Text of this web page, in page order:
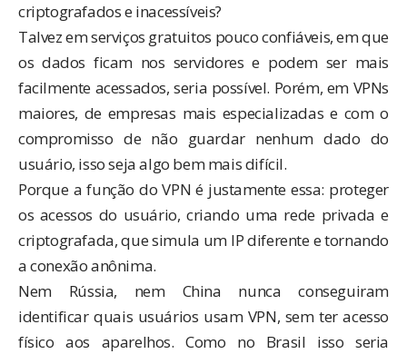
criptografados e inacessíveis?
Talvez em serviços gratuitos pouco confiáveis, em que
os dados ficam nos servidores e podem ser mais
facilmente acessados, seria possível. Porém, em VPNs
maiores, de empresas mais especializadas e com o
compromisso de não guardar nenhum dado do
usuário, isso seja algo bem mais difícil.
Porque a função do VPN é justamente essa: proteger
os acessos do usuário, criando uma rede privada e
criptografada, que simula um IP diferente e tornando
a conexão anônima.
Nem Rússia, nem China nunca conseguiram
identificar quais usuários usam VPN, sem ter acesso
físico aos aparelhos. Como no Brasil isso seria